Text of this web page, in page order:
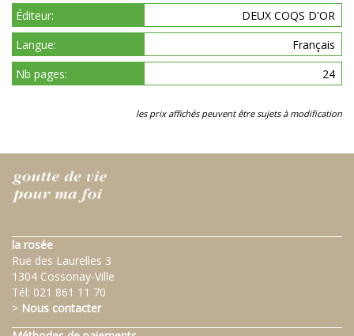
Éditeur:
DEUX COQS D'OR
Langue:
Français
Nb pages:
24
les prix affichés peuvent être sujets à modification
la rosée
Rue des Laurelles 3
1304 Cossonay-Ville
Tél: 021 861 11 70
> Nous contacter